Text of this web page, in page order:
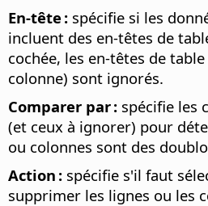
En-tête : spécifie si les
incluent des en-têtes de
cochée, les en-têtes de
colonne) sont ignorés.
Comparer par : spécifie les
(et ceux à ignorer) pour
ou colonnes sont des
Action : spécifie s'il faut
supprimer les lignes ou les